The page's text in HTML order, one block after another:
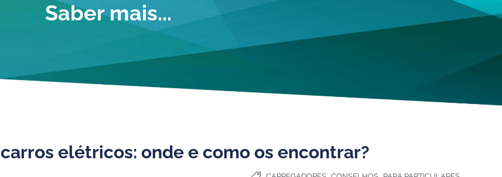
Saber mais...
elétricos: onde e como os encontrar?